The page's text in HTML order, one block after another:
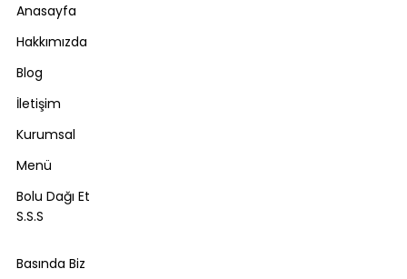
Anasayfa
Hakkımızda
Blog
İletişim
Kurumsal
Menü
Bolu Dağı Et
S.S.S
Basında Biz